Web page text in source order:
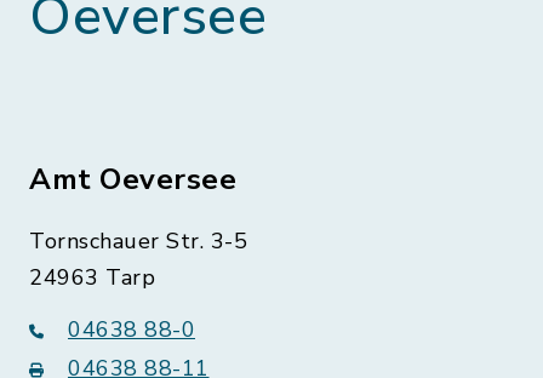
Oeversee
Amt Oeversee
Tornschauer Str. 3-5
24963 Tarp
04638 88-0
04638 88-11